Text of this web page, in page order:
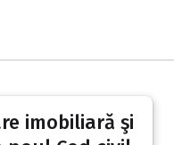
imobiliară şi